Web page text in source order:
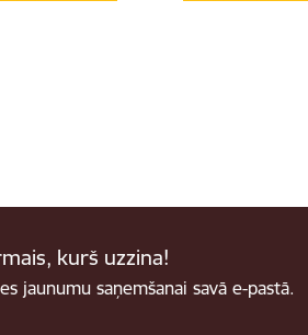
kurš uzzina!
jaunumu saņemšanai savā e-pastā.